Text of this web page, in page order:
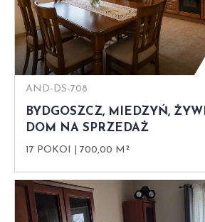
AND-DS-708
BYDGOSZCZ, MIEDZYŃ,
DOM NA SPRZEDAŻ
17 POKOI 700,00 M²